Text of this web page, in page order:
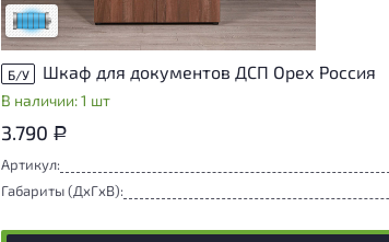
Низкая степень износа
Б/У Шкаф для документов ДСП Орех Россия
В наличии: 1 шт
3.790 Р
Артикул:
Габариты (ДxГxВ):